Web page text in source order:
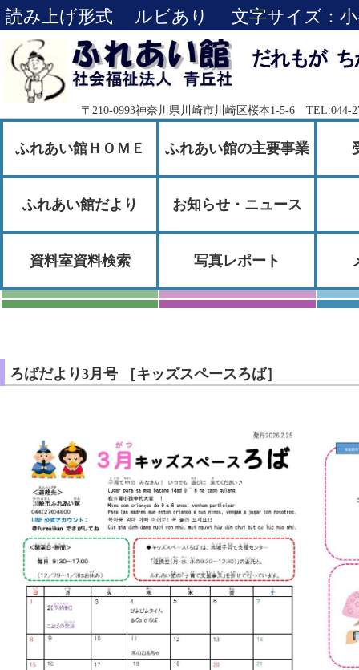
読み上げ形式 ルビあり 文字サイズ： 小
〒210-0993神奈川県川崎市川崎区桜本1-5-6 TEL:044-
ふれあい館ＨＯＭＥ ふれあい館の主要事業
ふれあい館だより お知らせ・ニュース
資料室資料検索 写真レポート
ろばだより3月号 ［キッズスペースろば］